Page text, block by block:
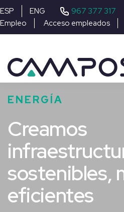
ESP ENG 967 377 317
Empleo Acceso empleados
ENERGÍA
Creamos
sostenibles,
eficientes